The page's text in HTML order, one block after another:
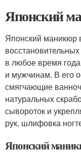
Японский
Японский маникюр
в любое время
и мужчинам. В его
смягчающие
натуральных
сывороток и
рук, шлифовка
Японский